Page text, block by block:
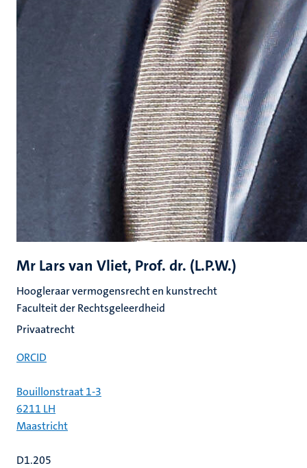
Mr Lars van Vliet, Prof. dr. (L.P.W.)
Hoogleraar vermogensrecht en kunstrecht
Faculteit der Rechtsgeleerdheid
Privaatrecht
ORCID
Bouillonstraat 1-3
6211 LH
Maastricht
D1.205